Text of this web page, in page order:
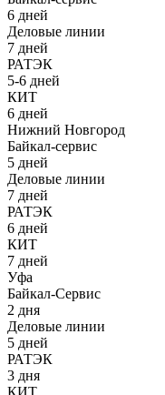
6 дней
Деловые линии
7 дней
РАТЭК
5-6 дней
КИТ
6 дней
Нижний Новгород
Байкал-сервис
5 дней
Деловые линии
7 дней
РАТЭК
6 дней
КИТ
7 дней
Уфа
Байкал-Сервис
2 дня
Деловые линии
5 дней
РАТЭК
3 дня